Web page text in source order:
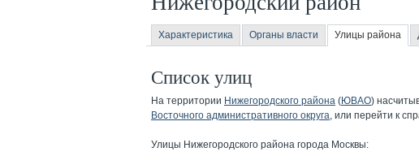
Характеристика Органы власти Улицы района
Список улиц
На территории Нижегородского района (ЮВАО)
Восточного административного округа, или перейти к
Улицы Нижегородского района города Москвы: